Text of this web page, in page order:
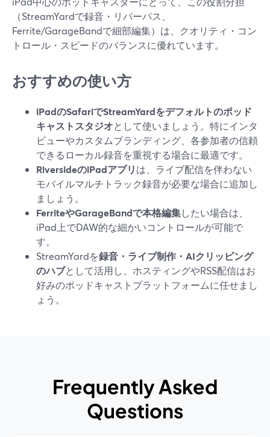
（StreamYardで録音・リパーパス、
Ferrite/GarageBandで細部編集）は、クオリティ・コン
トロール・スピードのバランスに優れています。
おすすめの使い方
iPadのSafariでStreamYardをデフォルトのポッド
キャストスタジオとして使いましょう。特にインタ
ビューやカスタムブランディング、各参加者の信頼
できるローカル録音を重視する場合に最適です。
RiversideのiPadアプリは、ライブ配信を伴わない
モバイルマルチトラック録音が必要な場合に追加し
ましょう。
FerriteやGarageBandで本格編集したい場合は、
iPad上でDAW的な細かいコントロールが可能で
す。
StreamYardを録音・ライブ制作・AIクリッピング
のハブとして活用し、ホスティングやRSS配信はお
好みのポッドキャストプラットフォームに任せまし
ょう。
Frequently Asked
Questions